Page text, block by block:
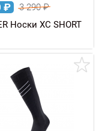
₽ 3 290₽
Носки XC SHORT